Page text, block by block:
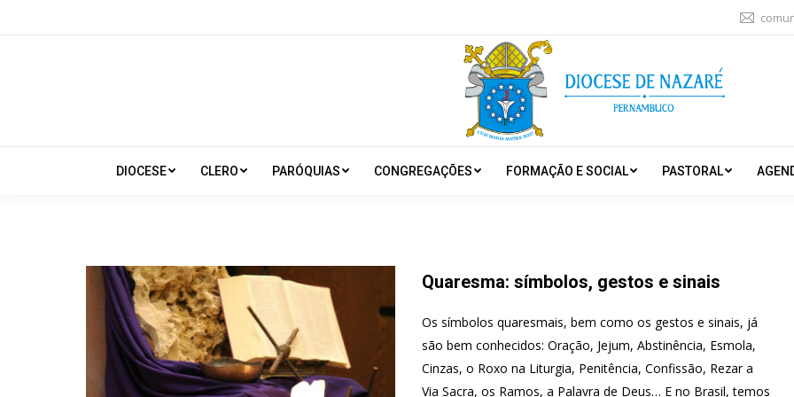
DIOCESE CLERO PARÓQUIAS CONGREGAÇÕES FORMAÇÃO E SOCIAL PASTORAL
Quaresma: símbolos, gestos e sinais
Os símbolos quaresmais, bem como os gestos e sinais, já
são bem conhecidos: Oração, Jejum, Abstinência, Esmola,
Cinzas, o Roxo na Liturgia, Penitência, Confissão, Rezar a
Via Sacra, os Ramos, a Palavra de Deus… E no Brasil, temos